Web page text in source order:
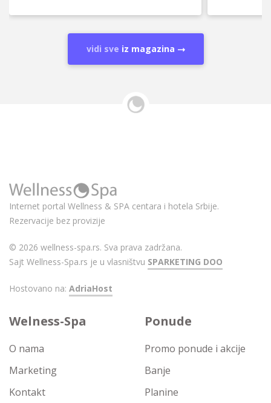
vidi sve iz magazina
Internet portal Wellness & SPA centara i hotela Srbije.
Rezervacije bez provizije
© 2026 wellness-spa.rs. Sva prava zadržana.
Sajt Wellness-Spa.rs je u vlasništvu SPARKETING DOO
Hostovano na: AdriaHost
Welness-Spa
O nama
Marketing
Kontakt
Ponude
Promo ponude i akcije
Banje
Planine